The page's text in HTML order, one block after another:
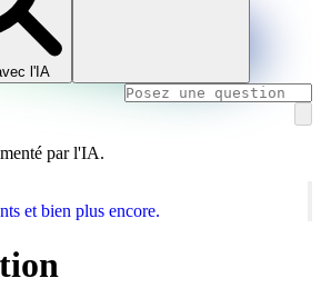
l'IA
par l'IA.
et bien plus encore.